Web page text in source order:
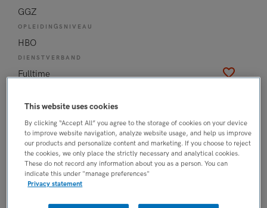
GGZ
OPLEIDINGSNIVEAU
HBO
DIENSTVERBAND
Fulltime
06-07-2026
Verzorgende IG | Ouderenzorg
Happy Nurse, Amsterdam
FUNCTIE
Verzorgende IG
This website uses cookies
By clicking “Accept All” you agree to the storage of cookies on your device
to improve website navigation, analyze website usage, and help us improve
our products and personalize content and marketing. If you choose to reject
the cookies, we only place the strictly necessary and analytical cookies.
These do not record any information about you as a person. You can
indicate this under "manage preferences"
Privacy statement